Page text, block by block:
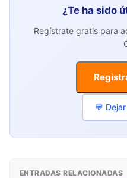
¿Te ha sido
Regístrate gratis para
💬
ENTRADAS RELACIONADAS